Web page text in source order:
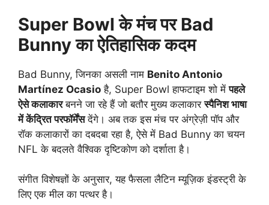
Super Bowl के मंच पर Bad
Bunny का ऐतिहासिक कदम
Bad Bunny, जिनका असली नाम Benito Antonio
Martínez Ocasio है, Super Bowl हाफटाइम शो मेंपहले
ऐसे कलाकारबनने जा रहे हैं जो बतौर मुख्य कलाकारस्पैनिश भाषा
में केंद्रित परफॉर्मेंसदेंगे। अब तक इस मंच पर अंग्रेज़ी पॉप और
रॉक कलाकारों का दबदबा रहा है, ऐसे में Bad Bunny का चयन
NFL के बदलते वैश्विक दृष्टिकोण को दर्शाता है।
संगीत विशेषज्ञों के अनुसार, यह फैसला लैटिन म्यूज़िक इंडस्ट्री के
लिए एक मील का पत्थर है।